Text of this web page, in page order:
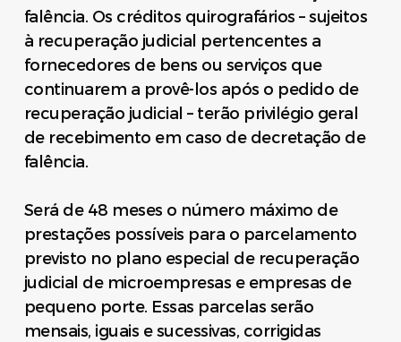
falência. Os créditos quirografários – sujeitos
à recuperação judicial pertencentes a
fornecedores de bens ou serviços que
continuarem a provê-los após o pedido de
recuperação judicial – terão privilégio geral
de recebimento em caso de decretação de
falência.
Será de 48 meses o número máximo de
prestações possíveis para o parcelamento
previsto no plano especial de recuperação
judicial de microempresas e empresas de
pequeno porte. Essas parcelas serão
mensais, iguais e sucessivas, corrigidas